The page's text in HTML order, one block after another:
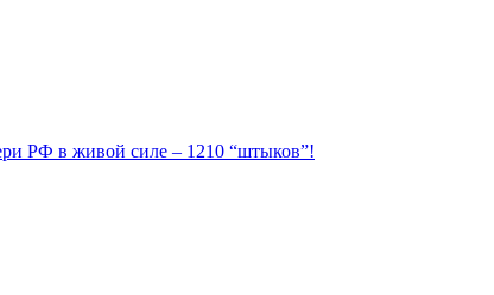
РФ в живой силе – 1210 “штыков”!